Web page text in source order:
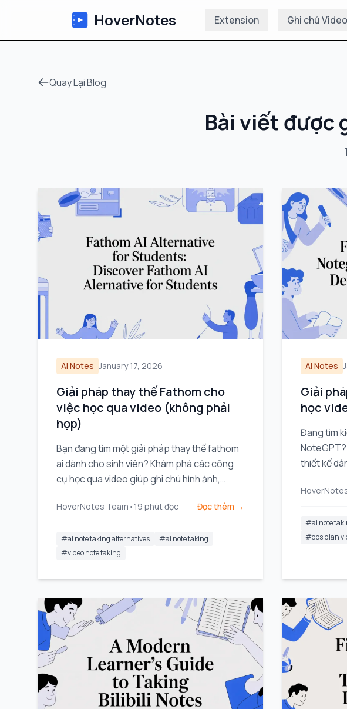
HoverNotes Extension Ghi chú
Quay Lại Blog
Bài viết được
AI Notes January 17, 2026
Giải pháp thay thế Fathom cho
việc học qua video (không phải
họp)
Bạn đang tìm một giải pháp thay thế fathom
ai dành cho sinh viên? Khám phá các công
cụ học qua video giúp ghi chú hình ảnh,
và Coursera.
HoverNotes Team • 19 phút đọc Đọc thêm →
#ai note taking alternatives #ai note taking
#video note taking
AI Notes
Giải
học
Đang tìm
thiết kế
hợp
#ai note
#obsidian